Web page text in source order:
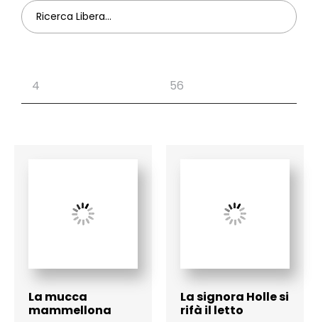
La mucca
mammellona
La signora Holle si
rifà il letto